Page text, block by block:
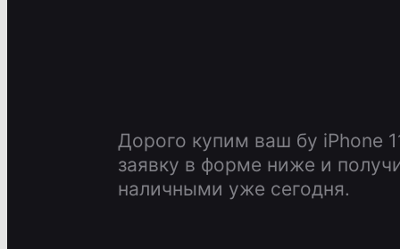
Дорого купим ваш бу iPhone
заявку в форме ниже и
наличными уже сегодня.